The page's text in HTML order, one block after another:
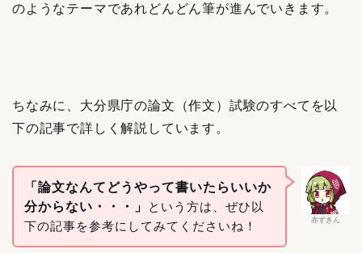
のようなテーマであれどんどん筆が進んでいきます。
ちなみに、大分県庁の論文（作文）試験のすべてを以
下の記事で詳しく解説しています。
赤ずきん
「論文なんてどうやって書いたらいいか
分からない・・・」
という方は、ぜひ以
下の記事を参考にしてみてくださいね！